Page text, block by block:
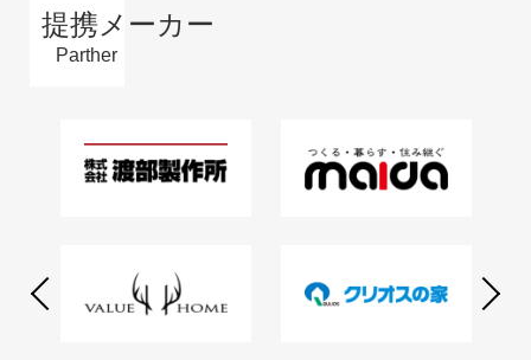
提携メーカー
Parther